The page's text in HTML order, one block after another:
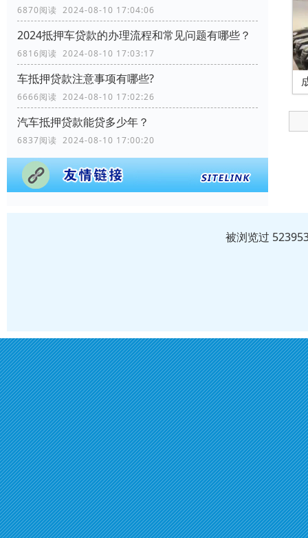
6870阅读 2024-08-10 17:04:06
2024抵押车贷款的办理流程和常见问题有哪些？
6816阅读 2024-08-10 17:03:17
车抵押贷款注意事项有哪些?
6666阅读 2024-08-10 17:02:26
汽车抵押贷款能贷多少年？
6837阅读 2024-08-10 17:00:20
被浏览过